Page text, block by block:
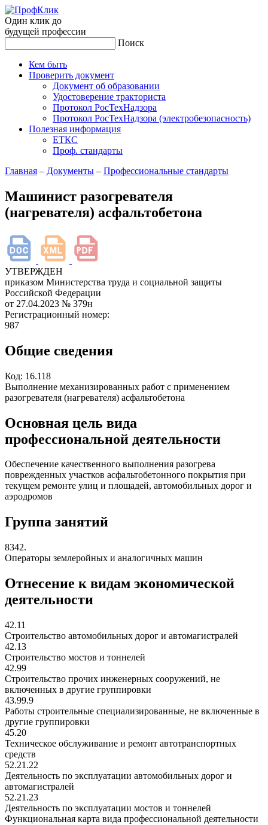
Один клик до
будущей профессии
Поиск
Кем быть
Проверить документ
Документ об образовании
Удостоверение тракториста
Протокол РосТехНадзора
Протокол РосТехНадзора (электробезопасность)
Полезная информация
ЕТКС
Проф. стандарты
Главная – Документы – Профессиональные стандарты
Машинист разогревателя
(нагревателя) асфальтобетона
УТВЕРЖДЕН
приказом Министерства труда и социальной защиты
Российской Федерации
от 27.04.2023 № 379н
Регистрационный номер:
987
Общие сведения
Код: 16.118
Выполнение механизированных работ с применением
разогревателя (нагревателя) асфальтобетона
Основная цель вида
профессиональной деятельности
Обеспечение качественного выполнения разогрева
поврежденных участков асфальтобетонного покрытия при
текущем ремонте улиц и площадей, автомобильных дорог и
аэродромов
Группа занятий
8342.
Операторы землеройных и аналогичных машин
Отнесение к видам экономической
деятельности
42.11
Строительство автомобильных дорог и автомагистралей
42.13
Строительство мостов и тоннелей
42.99
Строительство прочих инженерных сооружений, не
включенных в другие группировки
43.99.9
Работы строительные специализированные, не включенные в
другие группировки
45.20
Техническое обслуживание и ремонт автотранспортных
средств
52.21.22
Деятельность по эксплуатации автомобильных дорог и
автомагистралей
52.21.23
Деятельность по эксплуатации мостов и тоннелей
Функциональная карта вида профессиональной деятельности